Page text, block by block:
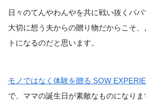
日々のてんやわんやを共に戦い抜くパ
大切に想う夫からの贈り物だからこそ
トになるのだと思います。
モノではなく体験を贈る SOW
で、ママの誕生日が素敵なものになりま